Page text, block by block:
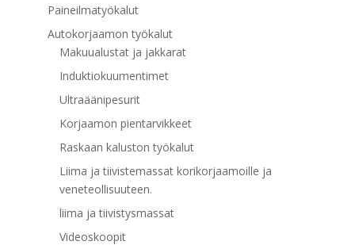
Paineilmatyökalut
Autokorjaamon työkalut
Makuualustat ja jakkarat
Induktiokuumentimet
Ultraäänipesurit
Korjaamon pientarvikkeet
Raskaan kaluston työkalut
Liima ja tiivistemassat korikorjaamoille ja
veneteollisuuteen.
liima ja tiivistysmassat
Videoskoopit